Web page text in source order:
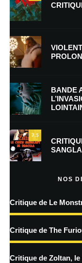
Nom*
E-mail
Enregistrer mon nom,
mon prochain commentaire.
Prévenez-moi de tous les
Prévenez-moi de tous les
traitées
BANDE
7.5
NOS
Critique de Le
Critique de The
Critique de Zoltan,